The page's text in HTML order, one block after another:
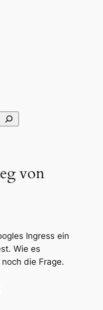
von
Ingress ein
Wie es
die Frage.